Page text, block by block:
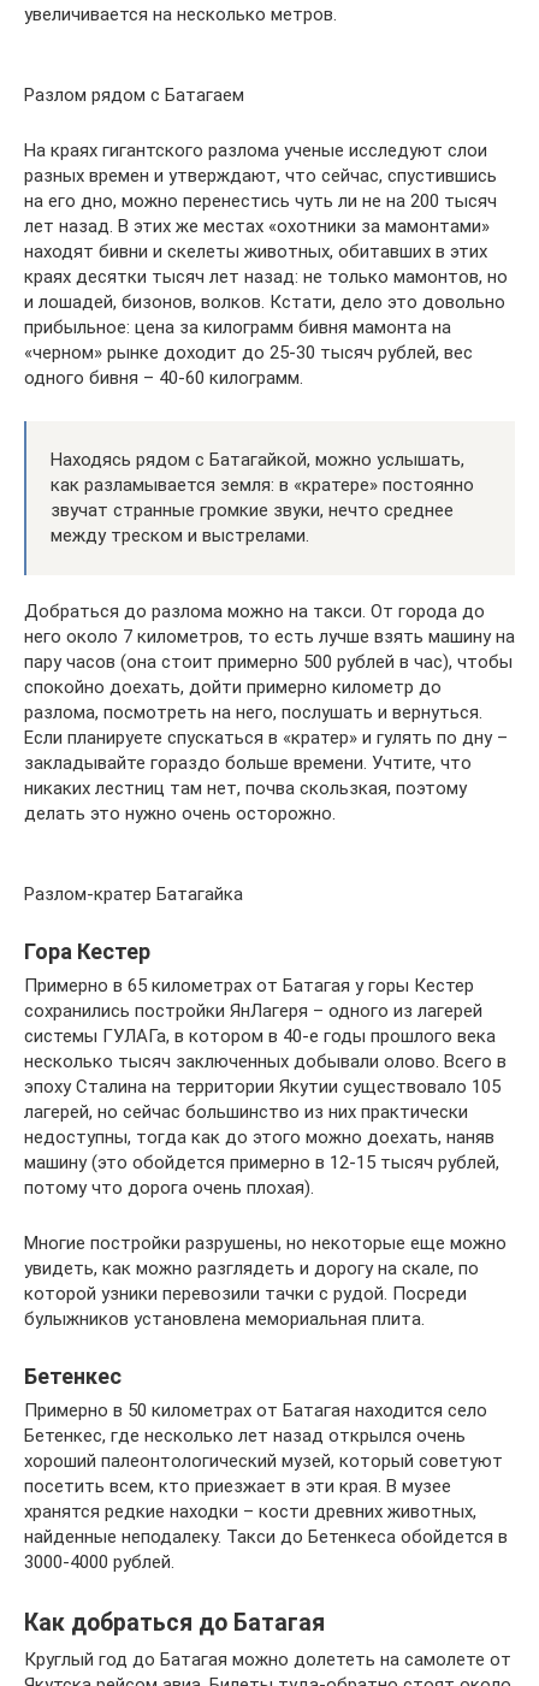
увеличивается на несколько метров.
Разлом рядом с Батагаем
На краях гигантского разлома ученые исследуют слои
разных времен и утверждают, что сейчас, спустившись
на его дно, можно перенестись чуть ли не на 200 тысяч
лет назад. В этих же местах «охотники за мамонтами»
находят бивни и скелеты животных, обитавших в этих
краях десятки тысяч лет назад: не только мамонтов, но
и лошадей, бизонов, волков. Кстати, дело это довольно
прибыльное: цена за килограмм бивня мамонта на
«черном» рынке доходит до 25-30 тысяч рублей, вес
одного бивня – 40-60 килограмм.
Находясь рядом с Батагайкой, можно услышать,
как разламывается земля: в «кратере» постоянно
звучат странные громкие звуки, нечто среднее
между треском и выстрелами.
Добраться до разлома можно на такси. От города до
него около 7 километров, то есть лучше взять машину на
пару часов (она стоит примерно 500 рублей в час), чтобы
спокойно доехать, дойти примерно километр до
разлома, посмотреть на него, послушать и вернуться.
Если планируете спускаться в «кратер» и гулять по дну –
закладывайте гораздо больше времени. Учтите, что
никаких лестниц там нет, почва скользкая, поэтому
делать это нужно очень осторожно.
Разлом-кратер Батагайка
Гора Кестер
Примерно в 65 километрах от Батагая у горы Кестер
сохранились постройки ЯнЛагеря – одного из лагерей
системы ГУЛАГа, в котором в 40-е годы прошлого века
несколько тысяч заключенных добывали олово. Всего в
эпоху Сталина на территории Якутии существовало 105
лагерей, но сейчас большинство из них практически
недоступны, тогда как до этого можно доехать, наняв
машину (это обойдется примерно в 12-15 тысяч рублей,
потому что дорога очень плохая).
Многие постройки разрушены, но некоторые еще можно
увидеть, как можно разглядеть и дорогу на скале, по
которой узники перевозили тачки с рудой. Посреди
булыжников установлена мемориальная плита.
Бетенкес
Примерно в 50 километрах от Батагая находится село
Бетенкес, где несколько лет назад открылся очень
хороший палеонтологический музей, который советуют
посетить всем, кто приезжает в эти края. В музее
хранятся редкие находки – кости древних животных,
найденные неподалеку. Такси до Бетенкеса обойдется в
3000-4000 рублей.
Как добраться до Батагая
Круглый год до Батагая можно долететь на самолете от